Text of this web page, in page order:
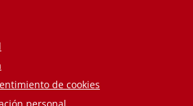
de cookies
personal